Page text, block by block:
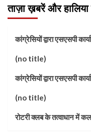
ताज़ा ख़बरें और
कांग्रेसियों द्वारा एसएसपी
(no title)
कांग्रेसियों द्वारा एसएसपी
(no title)
रोटरी क्लब के तत्वाधान में कल